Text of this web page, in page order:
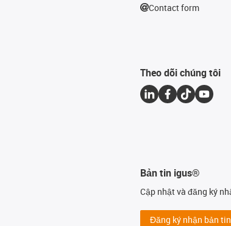
Contact form
Theo dõi chúng tôi
Bản tin igus®
Cập nhật và đăng ký
Đăng ký nhận bản tin